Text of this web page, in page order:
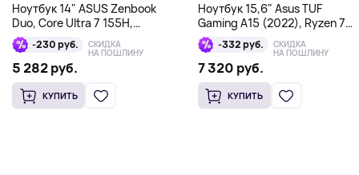
Ноутбук 14" ASUS Zenbook
Duo, Core Ultra 7 155H,
16Гб/1Тб, черный
-230 руб. СКИДКА
НА ПОШЛИНУ
5 282 руб.
КУПИТЬ
Ноутбук 15,6" Asus TUF
Gaming A15 (2022), Ryzen 7
6800H, 16/512Гб, RTX 3060 6
Гб, серый
-332 руб. СКИДКА
НА ПОШЛИНУ
7 320 руб.
КУПИТЬ